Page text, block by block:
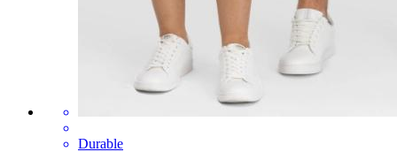
Durable